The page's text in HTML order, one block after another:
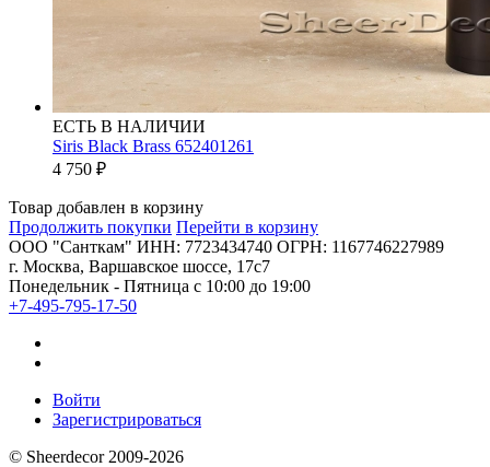
ЕСТЬ В НАЛИЧИИ
Siris Black Brass 652401261
4 750 ₽
Товар добавлен в корзину
Продолжить покупки Перейти в корзину
ООО "Санткам" ИНН: 7723434740 ОГРН: 1167746227989
г. Москва, Варшавское шоссе, 17с7
Понедельник - Пятница с 10:00 до 19:00
+7-495-795-17-50
Войти
Зарегистрироваться
© Sheerdecor 2009-2026